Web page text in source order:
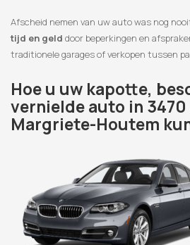
Afscheid nemen van uw auto was nog
tijd en geld door beperkingen en
traditionele garages of verkopen tussen
Hoe u uw kapotte,
vernielde auto in
Margriete-Houtem